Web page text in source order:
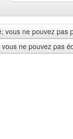
vous ne pouvez pas
ne pouvez pas